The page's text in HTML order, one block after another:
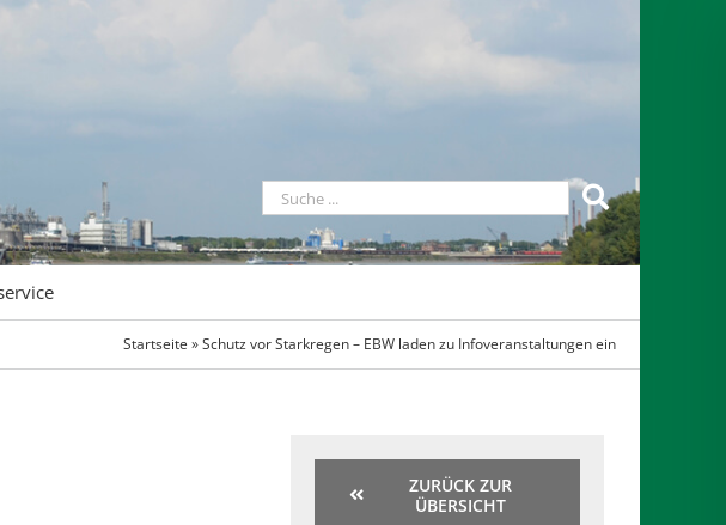
Startseite »Schutz vor Starkregen – EBW laden zu Infoveranstaltungen ein
ZURÜCK ZUR
ÜBERSICHT